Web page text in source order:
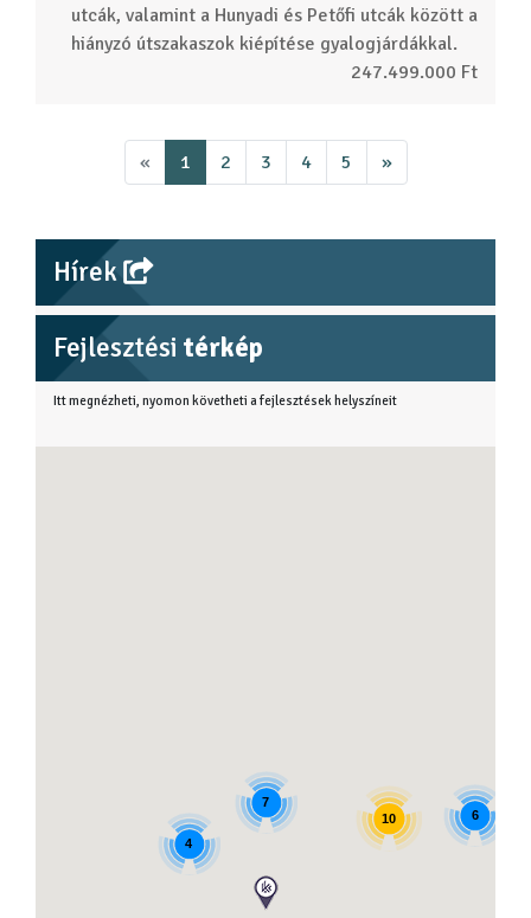
utcák, valamint a Hunyadi és Petőfi utcák között a
hiányzó útszakaszok kiépítése gyalogjárdákkal.
247.499.000 Ft
« 1 2 3 4 5 »
Hírek
Fejlesztési térkép
Itt megnézheti, nyomon követheti a fejlesztések helyszíneit
7
6
4
10